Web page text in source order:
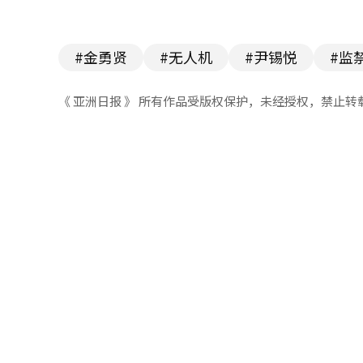
#金勇贤 #无人机 #尹锡悦 #监
《 亚洲日报 》 所有作品受版权保护，未经授权，禁止转